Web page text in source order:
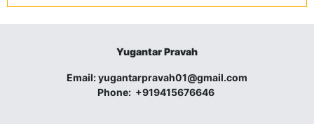
Yugantar Pravah
Email:yugantarpravah01@gmail.com
Phone: +919415676646